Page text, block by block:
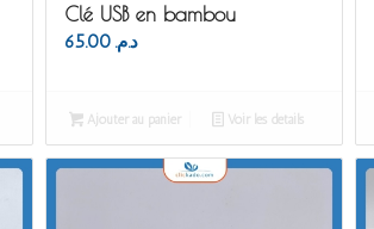
Clé USB en bambou
د.م. 65.00
Ajouter au panier Voir les détails